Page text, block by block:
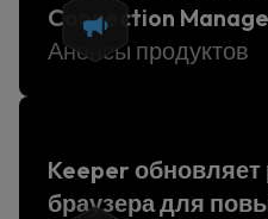
Connection
Анонсы продуктов
Keeper
браузера для